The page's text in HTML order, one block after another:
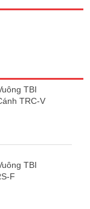
TBI
TRC-V
TBI
F